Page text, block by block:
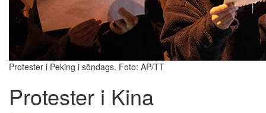
Protester i Peking i söndags. Foto: AP/TT
Protester i Kina